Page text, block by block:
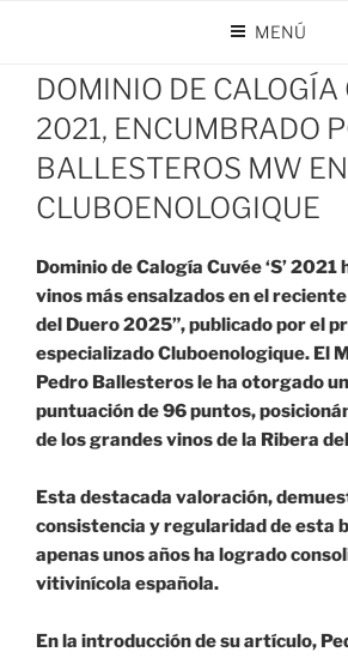
MENÚ
EL
DOMINIO DE CALOGÍA
2021, ENCUMBRADO
BALLESTEROS MW EN
CLUBOENOLOGIQUE
Dominio de Calogía Cuvée ‘S’ 2021
vinos más ensalzados en el
del Duero 2025”, publicado por el
especializado Cluboenologique. El
Pedro Ballesteros le ha otorgado
puntuación de 96 puntos,
de los grandes vinos de la Ribera
Esta destacada valoración,
consistencia y regularidad de esta
apenas unos años ha logrado
vitivinícola española.
En la introducción de su artículo,